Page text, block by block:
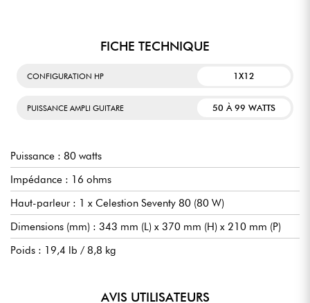
FICHE TECHNIQUE
CONFIGURATION HP 1X12
PUISSANCE AMPLI GUITARE 50 À 99 WATTS
Puissance : 80 watts
Impédance : 16 ohms
Haut-parleur : 1 x Celestion Seventy 80 (80 W)
Dimensions (mm) : 343 mm (L) x 370 mm (H) x 210 mm (P)
Poids : 19,4 lb / 8,8 kg
AVIS UTILISATEURS